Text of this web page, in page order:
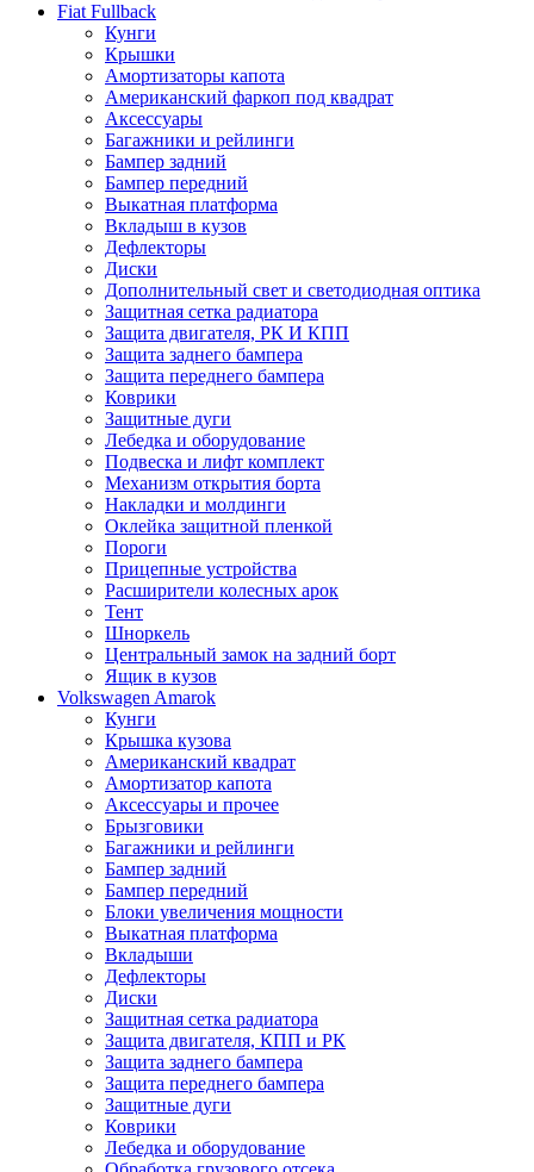
Fiat Fullback
Кунги
Крышки
Амортизаторы капота
Американский фаркоп под квадрат
Аксессуары
Багажники и рейлинги
Бампер задний
Бампер передний
Выкатная платформа
Вкладыш в кузов
Дефлекторы
Диски
Дополнительный свет и светодиодная оптика
Защитная сетка радиатора
Защита двигателя, РК И КПП
Защита заднего бампера
Защита переднего бампера
Коврики
Защитные дуги
Лебедка и оборудование
Подвеска и лифт комплект
Механизм открытия борта
Накладки и молдинги
Оклейка защитной пленкой
Пороги
Прицепные устройства
Расширители колесных арок
Тент
Шноркель
Центральный замок на задний борт
Ящик в кузов
Volkswagen Amarok
Кунги
Крышка кузова
Американский квадрат
Амортизатор капота
Аксессуары и прочее
Брызговики
Багажники и рейлинги
Бампер задний
Бампер передний
Блоки увеличения мощности
Выкатная платформа
Вкладыши
Дефлекторы
Диски
Защитная сетка радиатора
Защита двигателя, КПП и РК
Защита заднего бампера
Защита переднего бампера
Защитные дуги
Коврики
Лебедка и оборудование